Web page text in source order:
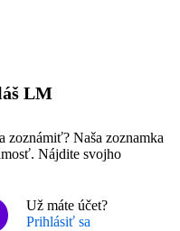
LM
zoznámiť? Naša zoznamka
Nájdite svojho
Už máte účet?
Prihlásiť sa